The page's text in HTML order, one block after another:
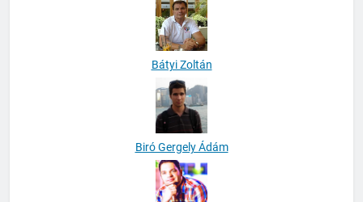
Bátyi Zoltán
Biró Gergely Ádám